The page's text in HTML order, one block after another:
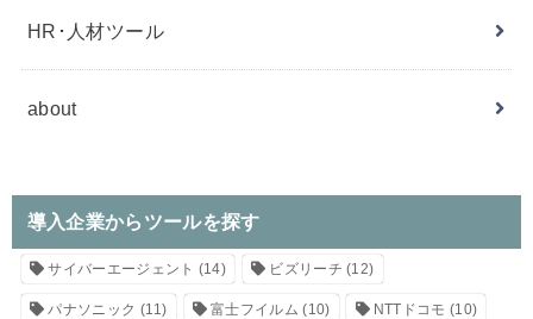
HR･人材ツール
about
導入企業からツールを探す
サイバーエージェント (14) ビズリーチ (12)
パナソニック (11) 富士フイルム (10) NTTドコモ (10)